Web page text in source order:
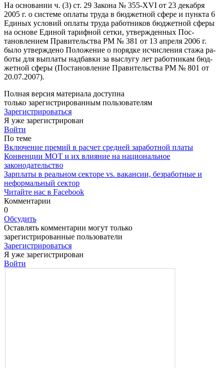
На основании ч. (3) ст. 29 За­кона № 355-XVI от 23 декабря
2005 г. о системе оплаты тру­да в бюджетной сфере и пункта 6
Единых условий оплаты тру­да работников бюджетной сфе­ры
на основе Единой тариф­ной сетки, утвержденных Пос­
тановлением Правительства РМ № 381 от 13 апреля 2006 г.
было утверждено Положение о порядке исчисления стажа ра­
боты для выплаты надбавки за выслугу лет работникам бюд­
жетной сферы (Постановление Правительства РМ № 801 от
20.07.2007).
Полная версия материала доступна
только зарегистрированным пользователям
Зарегистрироваться
Я уже зарегистрирован
Войти
По теме
Включение премий в расчет средней заработной платы
Конвенции МОТ и их влияние на национальное
законодательство
Зарплаты в реальном секторе vs. вакансии, безработные и
неформальный сектор
Читайте нас в Facebook
Комментарии
0
Обсудить
Оставлять комментарии могут только
зарегистрированные пользователи
Зарегистрироваться
Я уже зарегистрирован
Войти